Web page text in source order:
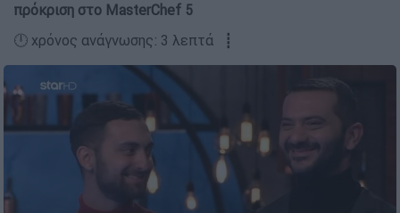
πρόκριση στο MasterChef 5
🕛 χρόνος ανάγνωσης: 3 λεπτά ┋